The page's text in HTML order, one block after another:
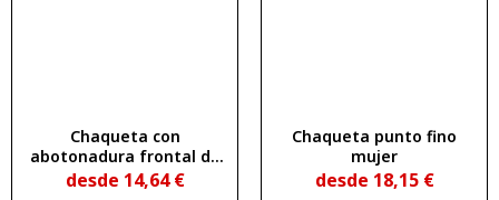
Chaqueta con
abotonadura frontal de
5 botones al tono
desde 14,64€
Chaqueta punto fino
mujer
desde 18,15 €